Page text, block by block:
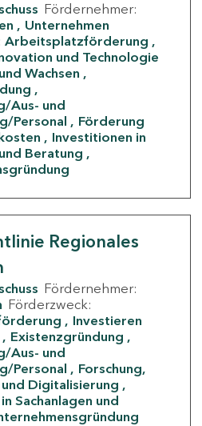
Fördernehmer:
Unternehmen
Arbeitsplatzförderung
und Technologie
Wachsen
Aus- und
Personal
Förderung
Investitionen in
Beratung
Regionales
Fördernehmer:
Förderzweck:
Investieren
Existenzgründung
Aus- und
Personal
Forschung,
Digitalisierung
Sachanlagen und